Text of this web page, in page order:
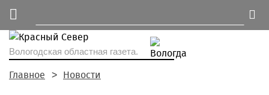
Вологодская областная газета.
Главное Новости